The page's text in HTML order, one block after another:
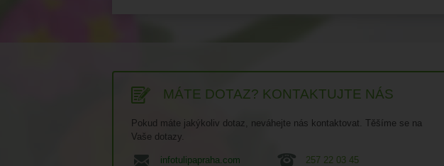
MÁTE DOTAZ? KONTAKTUJTE NÁS
Pokud máte jakýkoliv dotaz, neváhejte nás kontaktovat. Těšíme se na
Vaše dotazy.
infotulipapraha.com 257 22 03 45